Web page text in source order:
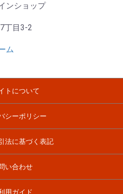
ンショップ
丁目3-2
ム
トについて
シーポリシー
法に基づく表記
い合わせ
用ガイド